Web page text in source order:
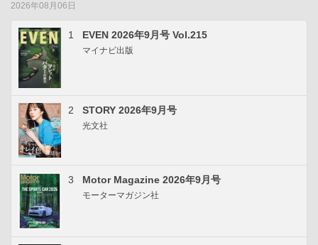
2026年08月06日
1 EVEN 2026年9月号 Vol.215
マイナビ出版
2 STORY 2026年9月号
光文社
3 Motor Magazine 2026年9月号
モーターマガジン社